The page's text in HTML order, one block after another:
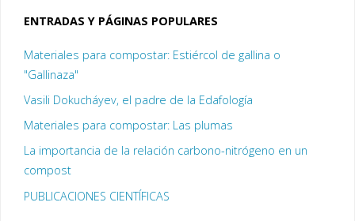
ENTRADAS Y PÁGINAS POPULARES
Materiales para compostar: Estiércol de gallina o
"Gallinaza"
Vasili Dokucháyev, el padre de la Edafología
Materiales para compostar: Las plumas
La importancia de la relación carbono-nitrógeno en un
compost
PUBLICACIONES CIENTÍFICAS